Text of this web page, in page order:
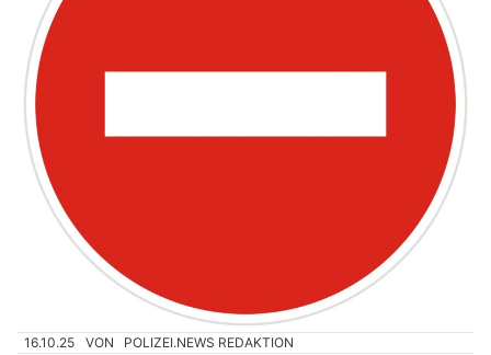
16.10.25 VON POLIZEI.NEWS REDAKTION